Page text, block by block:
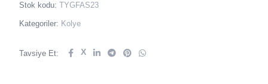
Stok kodu: TYGFAS23
Kategoriler: Kolye
Tavsiye Et: X